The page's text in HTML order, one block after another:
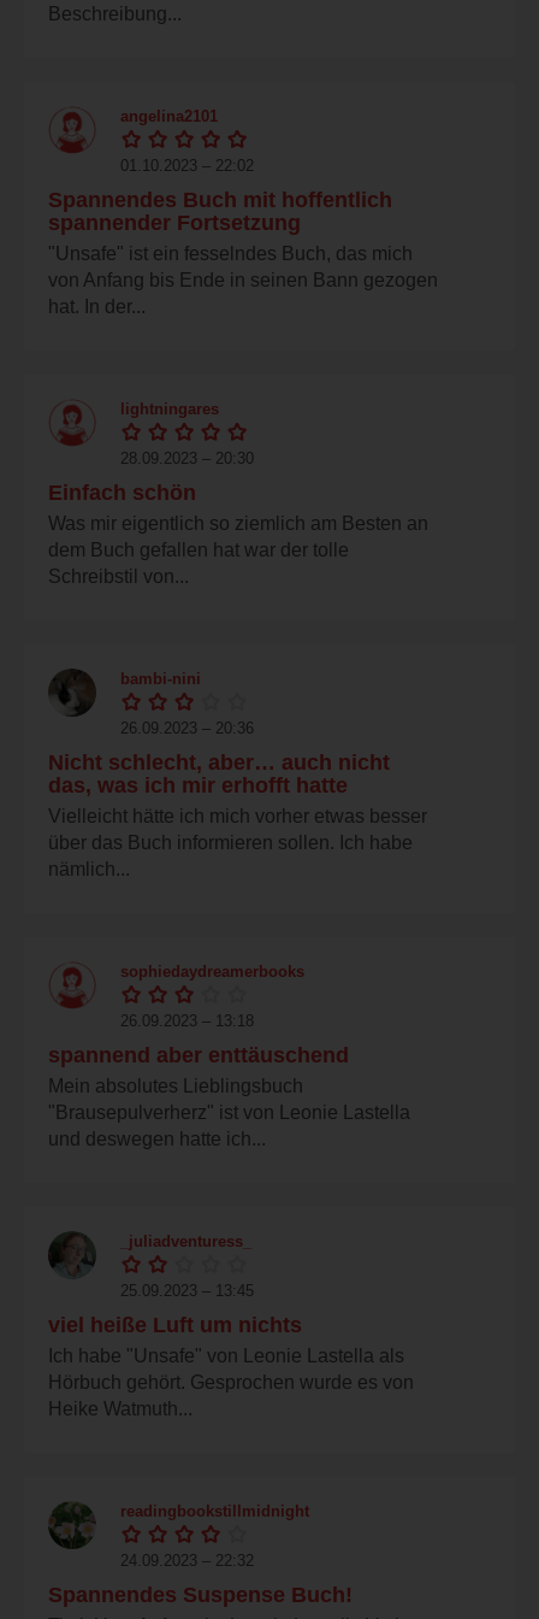
Beschreibung...
angelina2101
01.10.2023 – 22:02
Spannendes Buch mit hoffentlich
spannender Fortsetzung
"Unsafe" ist ein fesselndes Buch, das mich
von Anfang bis Ende in seinen Bann gezogen
hat. In der...
lightningares
28.09.2023 – 20:30
Einfach schön
Was mir eigentlich so ziemlich am Besten an
dem Buch gefallen hat war der tolle
Schreibstil von...
bambi-nini
26.09.2023 – 20:36
Nicht schlecht, aber… auch nicht
das, was ich mir erhofft hatte
Vielleicht hätte ich mich vorher etwas besser
über das Buch informieren sollen. Ich habe
nämlich...
sophiedaydreamerbooks
26.09.2023 – 13:18
spannend aber enttäuschend
Mein absolutes Lieblingsbuch
"Brausepulverherz" ist von Leonie Lastella
und deswegen hatte ich...
_juliadventuress_
25.09.2023 – 13:45
viel heiße Luft um nichts
Ich habe "Unsafe" von Leonie Lastella als
Hörbuch gehört. Gesprochen wurde es von
Heike Watmuth...
readingbookstillmidnight
24.09.2023 – 22:32
Spannendes Suspense Buch!